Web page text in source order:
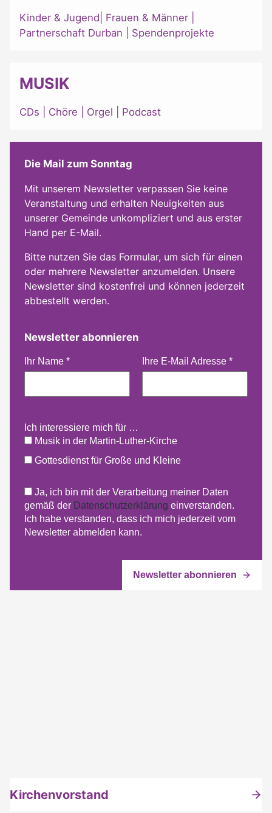
Kinder & Jugend Frauen & Männer
Partnerschaft Durban
Spendenprojekte
MUSIK
CDs Chöre Orgel Podcast
Die Mail zum Sonntag
Mit unserem Newsletter verpassen Sie keine
Veranstaltung und erhalten Neuigkeiten aus
unserer Gemeinde unkompliziert und aus erster
Hand per E-Mail.
Bitte nutzen Sie das Formular, um sich für einen
oder mehrere Newsletter anzumelden. Unsere
Newsletter sind kostenfrei und können jederzeit
abbestellt werden.
Newsletter abonnieren
Ihr Name * Ihre E-Mail Adresse *
Ich interessiere mich für …
Musik in der Martin-Luther-Kirche
Gottesdienst für Große und Kleine
Ja, ich bin mit der Verarbeitung meiner Daten
gemäß der Datenschutzerklärung einverstanden.
Ich habe verstanden, dass ich mich jederzeit vom
Newsletter abmelden kann.
Kirchenvorstand